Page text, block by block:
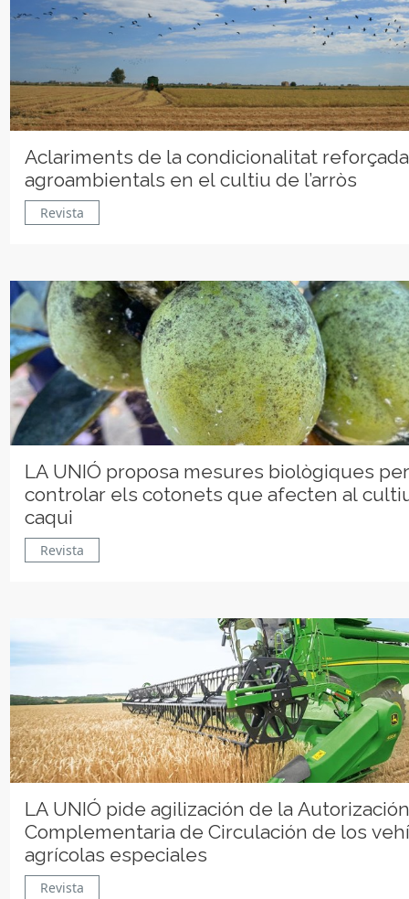
Aclariments de la condicionalitat
agroambientals en el cultiu de l’arròs
Revista
LA UNIÓ proposa mesures biològiques
controlar els cotonets que afecten al
caqui
Revista
LA UNIÓ pide agilización de la Autorización
Complementaria de Circulación de los
agrícolas especiales
Revista